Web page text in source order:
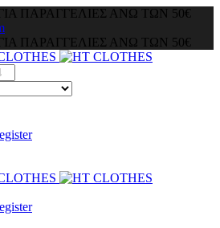
ΠΑΡΑΓΓΕΛΙΕΣ ΑΝΩ ΤΩΝ 50€
ΠΑΡΑΓΓΕΛΙΕΣ ΑΝΩ ΤΩΝ 50€